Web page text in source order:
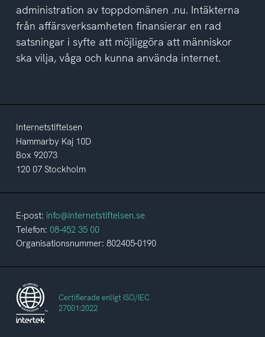
administration av toppdomänen .nu. Intäkterna
från affärsverksamheten finansierar en rad
satsningar i syfte att möjliggöra att människor
ska vilja, våga och kunna använda internet.
Internetstiftelsen
Hammarby Kaj 10D
Box 92073
120 07 Stockholm
E-post: info@internetstiftelsen.se
Telefon: 08-452 35 00
Organisationsnummer: 802405-0190
Certifierade enligt ISO/IEC
27001:2022